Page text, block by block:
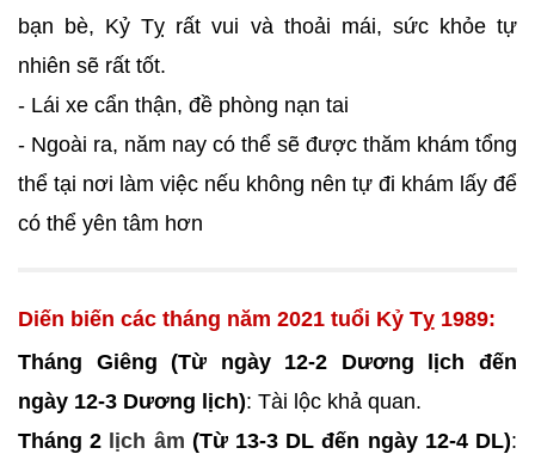
bạn bè, Kỷ Tỵ rất vui và thoải mái, sức khỏe tự
nhiên sẽ rất tốt.
- Lái xe cẩn thận, đề phòng nạn tai
- Ngoài ra, năm nay có thể sẽ được thăm khám tổng
thể tại nơi làm việc nếu không nên tự đi khám lấy để
có thể yên tâm hơn
Diến biến các tháng năm 2021 tuổi Kỷ Tỵ 1989:
Tháng Giêng (Từ ngày 12-2 Dương lịch đến
ngày 12-3 Dương lịch): Tài lộc khả quan.
Tháng 2 lịch âm (Từ 13-3 DL đến ngày 12-4 DL):